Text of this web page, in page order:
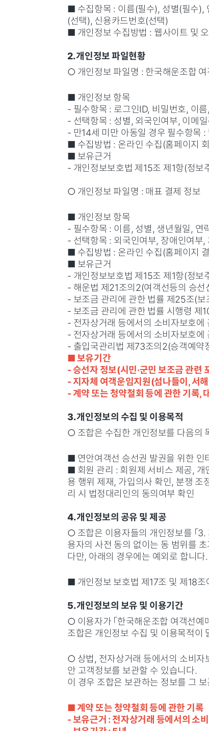
■ 수집항목 : 이름(필수), 성별(필수),
(선택), 신용카드번호(선택)
■ 개인정보 수집방법 : 웹사이트 및 오
2. 개인정보 파일현황
○ 개인정보 파일명 : 한국해운조합 여
■ 개인정보 항목
- 필수항목 : 로그인ID, 비밀번호, 이
- 선택항목 : 성별, 외국인여부, 이메
- 만14세 미만 아동일 경우 필수항목
■ 수집방법 : 온라인 수집(홈페이지
■ 보유근거
- 개인정보보호법 제15조 제1항(정보
○ 개인정보 파일명 : 매표 결제 정보
■ 개인정보 항목
- 필수항목 : 이름, 성별, 생년월일, 연
- 선택항목 : 외국인여부, 장애인여부
■ 수집방법 : 온라인 수집(홈페이지
■ 보유근거
- 개인정보보호법 제15조 제1항(정보
- 해운법 제21조의2(여객선등의 승선
- 보조금 관리에 관한 법률 제25조(
- 보조금 관리에 관한 법률 시행령 제
- 전자상거래 등에서의 소비자보호
- 전자상거래 등에서의 소비자보호
- 출입국관리법 제73조의2(승객예약
■ 보유기간
- 승선자 정보(시민·군민 보조금 관련
- 지자체 여객운임지원(섬나들이, 서
- 계약 또는 청약철회 등에 관한 기록,
3. 개인정보의 수집 및 이용목적
○ 조합은 수집한 개인정보를 다음의
■ 연안여객선 승선권 발권을 위한 인
■ 회원 관리 : 회원제 서비스 제공, 개
용 행위 제재, 가입의사 확인, 분쟁 조
리 시 법정대리인의 동의여부 확인
4. 개인정보의 공유 및 제공
○ 조합은 이용자들의 개인정보를 「
용자의 사전 동의 없이는 동 범위를
다만, 아래의 경우에는 예외로 합니다.
■ 개인정보 보호법 제17조 및 제18조
5. 개인정보의 보유 및 이용기간
○ 이용자가 「한국해운조합 여객선
조합은 개인정보 수집 및 이용목적이
○ 상법, 전자상거래 등에서의 소비자
안 고객정보를 보관할 수 있습니다.
이 경우 조합은 보관하는 정보를 그
■ 계약 또는 청약철회 등에 관한 기록
- 보유근거 : 전자상거래 등에서의 소